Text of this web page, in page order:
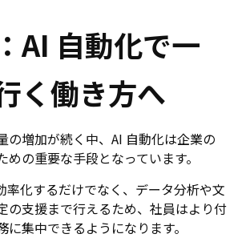
AI 自動化で一
く働き方へ
の増加が続く中、AI 自動化は企業の
めの重要な手段となっています。
率化するだけでなく、データ分析や文
の支援まで行えるため、社員はより付
集中できるようになります。